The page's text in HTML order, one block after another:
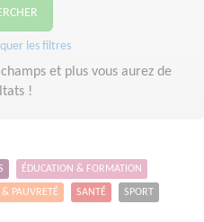
les filtres
et plus vous aurez de
!
ÉDUCATION & FORMATION
& PAUVRETÉ SANTÉ SPORT